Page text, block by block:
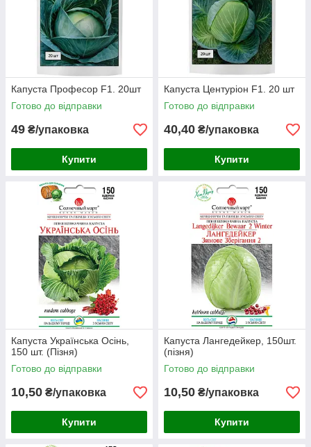
Капуста Професор F1. 20шт
Готово до відправки
49 ₴/упаковка
Купити
Капуста Центуріон F1. 20 шт
Готово до відправки
40,40 ₴/упаковка
Купити
Капуста Українська Осінь,
150 шт. (Пізня)
Готово до відправки
10,50 ₴/упаковка
Купити
Капуста Лангедейкер, 150шт.
(пізня)
Готово до відправки
10,50 ₴/упаковка
Купити